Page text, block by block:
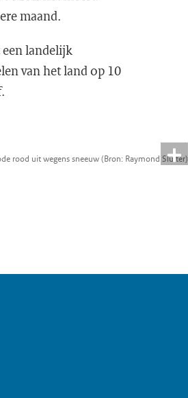
maand.
een landelijk
van het land op 10
rood uit wegens sneeuw (Bron: Raymond Sluiter)